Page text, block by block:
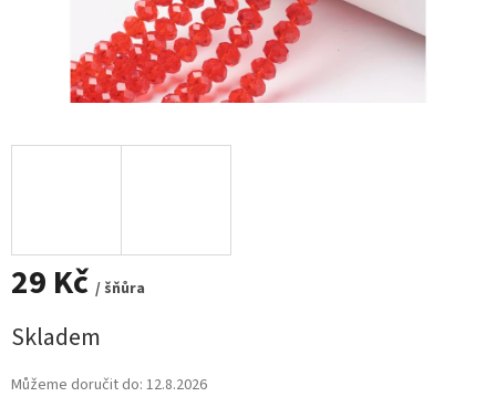
29 Kč / šňůra
cena:
Skladem
Můžeme doručit do: 12.8.2026